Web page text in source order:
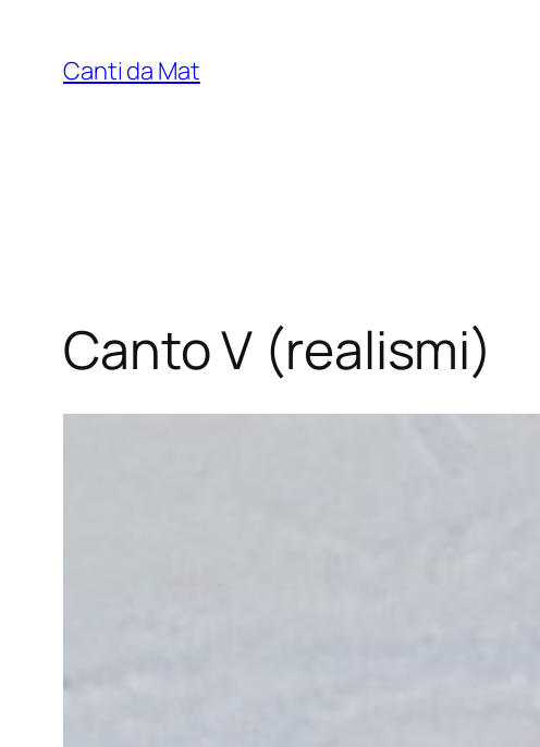
contenuto
Canti da Mat
Canto V (realismi)